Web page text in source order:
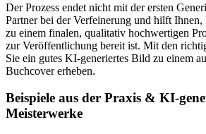
Der Prozess endet nicht mit der ersten
Partner bei der Verfeinerung und hilft
zu einem finalen, qualitativ hochwertigen
zur Veröffentlichung bereit ist. Mit den
Sie ein gutes KI-generiertes Bild zu einem
Buchcover erheben.
Beispiele aus der Praxis & KI-
Meisterwerke